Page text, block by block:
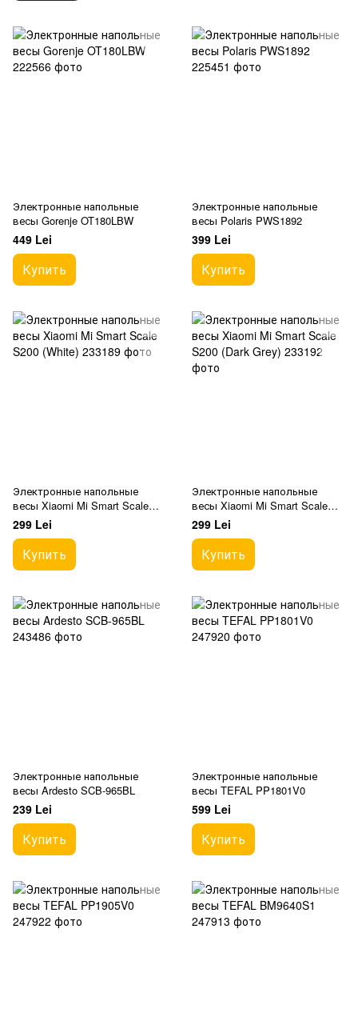
Электронные напольные
весы Gorenje OT180LBW
449 Lei
Купить
Электронные напольные
весы Polaris PWS1892
399 Lei
Купить
Электронные напольные
весы Xiaomi Mi Smart Scale
S200 (White)
299 Lei
Купить
Электронные напольные
весы Xiaomi Mi Smart Scale
S200 (Dark Grey)
299 Lei
Купить
Электронные напольные
весы Ardesto SCB-965BL
239 Lei
Купить
Электронные напольные
весы TEFAL PP1801V0
599 Lei
Купить